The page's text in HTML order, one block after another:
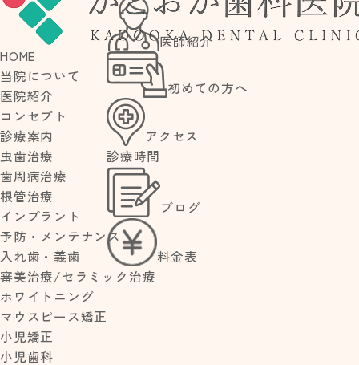
医師紹介
初めての方へ
アクセス
診療時間
ブログ
料金表
HOME
当院について
医院紹介
コンセプト
診療案内
虫歯治療
歯周病治療
根管治療
インプラント
予防・メンテナンス
入れ歯・義歯
審美治療/セラミック治療
ホワイトニング
マウスピース矯正
小児矯正
小児歯科
ブログ
HOME> ブログ >ランニングコスト
ランニングコスト
2011.08.19
皆さんこんにちわ